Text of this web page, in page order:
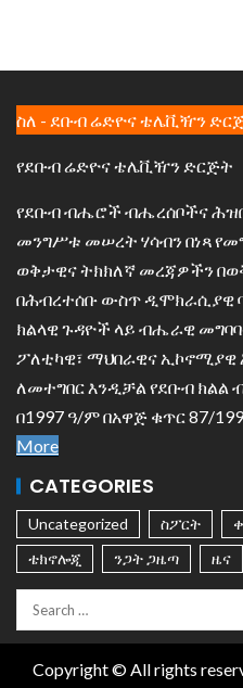
ስለ - ደቡብ ሬድዮና ቴሌቪዥን
የደቡብ ሬድዮና ቴሌቪዥን ድርጅት
የደቡብ ብሔሮች ብሔረሰቦችና
መንግሥቱ መሠረት ሃሳብን በነጻ
ወቅታዊና ትክክለኛ መረጃዎችን
በሕብረተሰቡ ውስጥ ዲሞክራሲያዊ
ክልላዊ ጉዳዮች ላይ ብሔራዊ
ፖለቲካዊ፣ ማህበራዊና
ለመተግበር እንዲቻል የደቡብ ክልል
በ1997 ዓ/ም በአዋጅ ቁጥር 87/
More
CATEGORIES
Uncategorized ስፖርት
ቴክኖሎጂ
ንጋት ጋዜጣ ዜና
Copyright © All rights